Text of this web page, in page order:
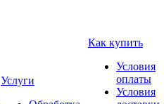
Услуги
Как купить
Условия
оплаты
Условия